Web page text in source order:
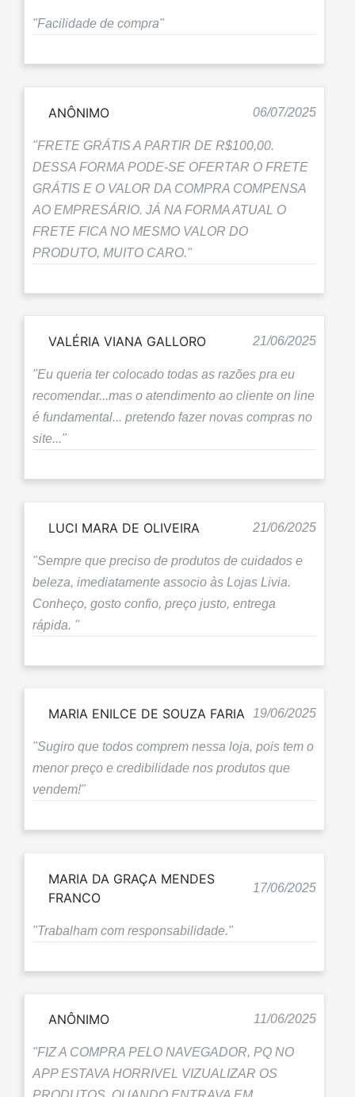
"Facilidade de compra"
ANÔNIMO 06/07/2025
"FRETE GRÁTIS A PARTIR DE R$100,00.
DESSA FORMA PODE-SE OFERTAR O FRETE
GRÁTIS E O VALOR DA COMPRA COMPENSA
AO EMPRESÁRIO. JÁ NA FORMA ATUAL O
FRETE FICA NO MESMO VALOR DO
PRODUTO, MUITO CARO."
VALÉRIA VIANA GALLORO 21/06/2025
"Eu queria ter colocado todas as razões pra eu
recomendar...mas o atendimento ao cliente on line
é fundamental... pretendo fazer novas compras no
site..."
LUCI MARA DE OLIVEIRA 21/06/2025
"Sempre que preciso de produtos de cuidados e
beleza, imediatamente associo às Lojas Livia.
Conheço, gosto confio, preço justo, entrega
rápida. "
MARIA ENILCE DE SOUZA FARIA 19/06/2025
"Sugiro que todos comprem nessa loja, pois tem o
menor preço e credibilidade nos produtos que
vendem!"
MARIA DA GRAÇA MENDES
FRANCO
17/06/2025
"Trabalham com responsabilidade."
ANÔNIMO 11/06/2025
"FIZ A COMPRA PELO NAVEGADOR, PQ NO
APP ESTAVA HORRIVEL VIZUALIZAR OS